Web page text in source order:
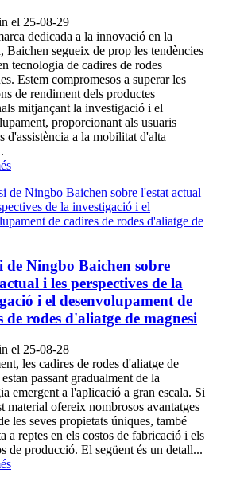
el 25-08-29
dedicada a la innovació en la
Baichen segueix de prop les tendències
tecnologia de cadires de rodes
Estem compromesos a superar les
de rendiment dels productes
mitjançant la investigació i el
proporcionant als usuaris
d'assistència a la mobilitat d'alta
de Ningbo Baichen sobre
i les perspectives de la
i el desenvolupament de
de rodes d'aliatge de magnesi
el 25-08-28
les cadires de rodes d'aliatge de
passant gradualment de la
emergent a l'aplicació a gran escala. Si
material ofereix nombrosos avantatges
les seves propietats úniques, també
a reptes en els costos de fabricació i els
de producció. El següent és un detall...